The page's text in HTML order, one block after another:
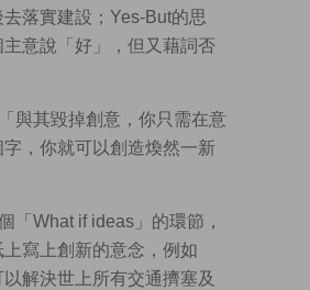
去落實建設；Yes-But的思
意說「好」，但又藉詞否
與其毀掉創意，你只需在意
，你就可以創造煥然一新
「What if ideas」的環節，
寫上創新的意念，例如
以解決世上所有交通擠塞及